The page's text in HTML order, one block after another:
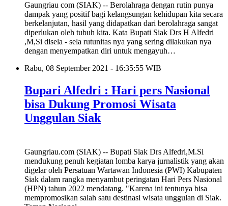
Gaungriau com (SIAK) -- Berolahraga dengan rutin punya
dampak yang positif bagi kelangsungan kehidupan kita secara
berkelanjutan, hasil yang didapatkan dari berolahraga sangat
diperlukan oleh tubuh kita. Kata Bupati Siak Drs H Alfedri
,M,Si disela - sela rutunitas nya yang sering dilakukan nya
dengan menyempatkan diri untuk mengayuh…
Rabu, 08 September 2021 - 16:35:55 WIB
Bupari Alfedri : Hari pers Nasional
bisa Dukung Promosi Wisata
Unggulan Siak
Gaungriau.com (SIAK) -- Bupati Siak Drs Alfedri,M.Si
mendukung penuh kegiatan lomba karya jurnalistik yang akan
digelar oleh Persatuan Wartawan Indonesia (PWI) Kabupaten
Siak dalam rangka menyambut peringatan Hari Pers Nasional
(HPN) tahun 2022 mendatang. "Karena ini tentunya bisa
mempromosikan salah satu destinasi wisata unggulan di Siak.